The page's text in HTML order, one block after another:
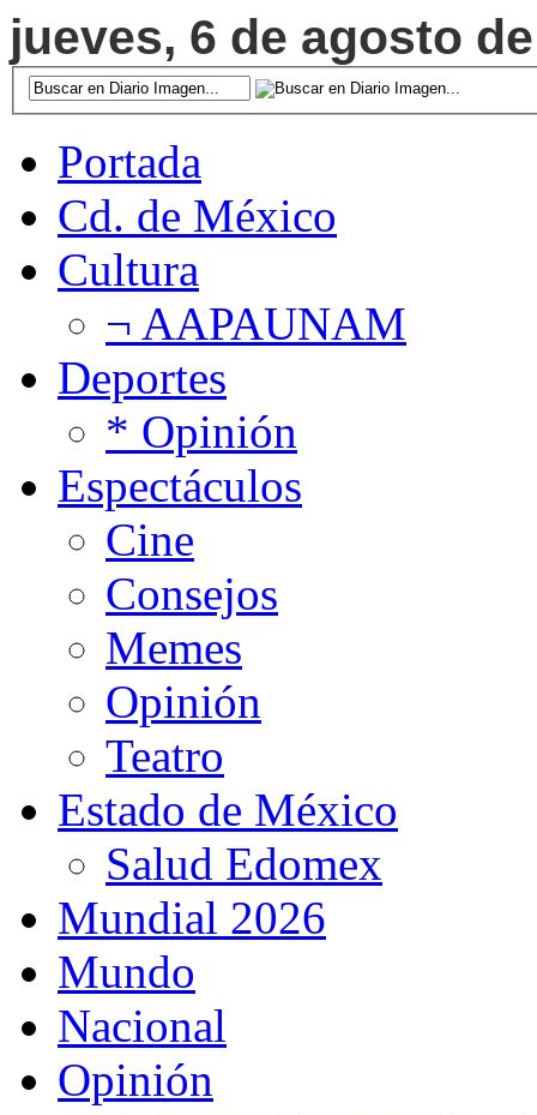
jueves, 6 de agosto
Portada
Cd. de México
Cultura
¬ AAPAUNAM
Deportes
* Opinión
Espectáculos
Cine
Consejos
Memes
Opinión
Teatro
Estado de México
Salud Edomex
Mundial 2026
Mundo
Nacional
Opinión